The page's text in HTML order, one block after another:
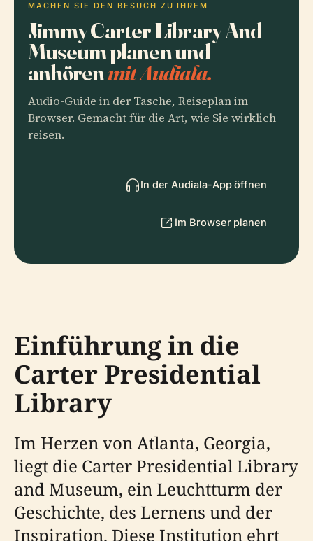
MACHEN SIE DEN BESUCH ZU IHREM
Jimmy Carter Library And
Museum planen und
anhörenmit Audiala.
Audio-Guide in der Tasche, Reiseplan im
Browser. Gemacht für die Art, wie Sie wirklich
reisen.
In der Audiala-App öffnen
Im Browser planen
Einführung in die
Carter Presidential
Library
Im Herzen von Atlanta, Georgia,
liegt die Carter Presidential Library
and Museum, ein Leuchtturm der
Geschichte, des Lernens und der
Inspiration. Diese Institution ehrt